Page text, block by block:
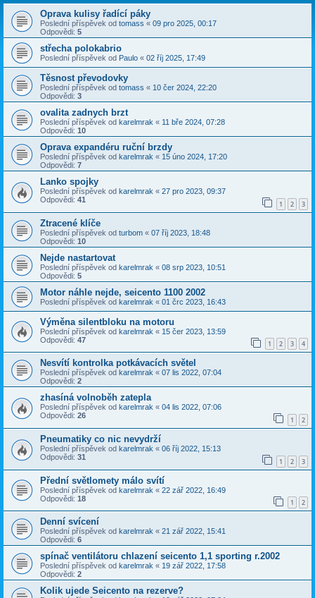
Oprava kulisy řadící páky
Poslední příspěvek od tomass « 09 pro 2025, 00:17
Odpovědi: 5
střecha polokabrio
Poslední příspěvek od Paulo « 02 říj 2025, 17:49
Těsnost převodovky
Poslední příspěvek od tomass « 10 čer 2024, 22:20
Odpovědi: 3
ovalita zadnych brzt
Poslední příspěvek od karelmrak « 11 bře 2024, 07:28
Odpovědi: 10
Oprava expandéru ruční brzdy
Poslední příspěvek od karelmrak « 15 úno 2024, 17:20
Odpovědi: 7
Lanko spojky
Poslední příspěvek od karelmrak « 27 pro 2023, 09:37
Odpovědi: 41 1 2 3
Ztracené klíče
Poslední příspěvek od turbom « 07 říj 2023, 18:48
Odpovědi: 10
Nejde nastartovat
Poslední příspěvek od karelmrak « 08 srp 2023, 10:51
Odpovědi: 5
Motor náhle nejde, seicento 1100 2002
Poslední příspěvek od karelmrak « 01 črc 2023, 16:43
Výměna silentbloku na motoru
Poslední příspěvek od karelmrak « 15 čer 2023, 13:59
Odpovědi: 47 1 2 3 4
Nesvítí kontrolka potkávacích světel
Poslední příspěvek od karelmrak « 07 lis 2022, 07:04
Odpovědi: 2
zhasíná volnoběh zatepla
Poslední příspěvek od karelmrak « 04 lis 2022, 07:06
Odpovědi: 26 1 2
Pneumatiky co nic nevydrží
Poslední příspěvek od karelmrak « 06 říj 2022, 15:13
Odpovědi: 31 1 2 3
Přední světlomety málo svítí
Poslední příspěvek od karelmrak « 22 zář 2022, 16:49
Odpovědi: 18 1 2
Denní svícení
Poslední příspěvek od karelmrak « 21 zář 2022, 15:41
Odpovědi: 6
spínač ventilátoru chlazení seicento 1,1 sporting r.2002
Poslední příspěvek od karelmrak « 19 zář 2022, 17:58
Odpovědi: 2
Kolik ujede Seicento na rezerve?